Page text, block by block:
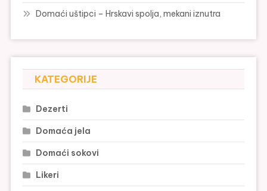
Domaći uštipci – Hrskavi spolja, mekani iznutra
KATEGORIJE
Dezerti
Domaća jela
Domaći sokovi
Likeri